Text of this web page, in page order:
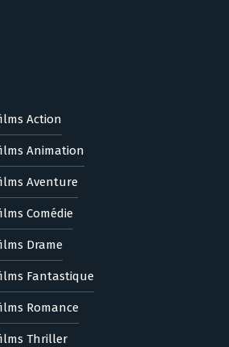
Action
Animation
Aventure
Comédie
Drame
Fantastique
Romance
Thriller